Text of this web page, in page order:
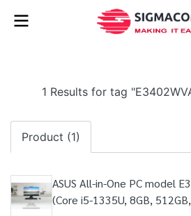
1 Results for tag
Product (1)
ASUS All-in-One PC model
(Core i5-1335U, 8GB,